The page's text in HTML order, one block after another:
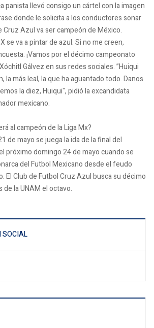
panista llevó consigo un cártel con la imagen
donde le solicita a los conductores sonar
Cruz Azul va ser campeón de México.
se va a pintar de azul. Si no me creen,
¡Vamos por el décimo campeonato
Gálvez en sus redes sociales. ”Huiqui
la más leal, la que ha aguantado todo. Danos
la diez, Huiqui", pidió la excandidata
mexicano.
al campeón de la Liga Mx?
de mayo se juega la ida de la final del
próximo domingo 24 de mayo cuando se
del Futbol Mexicano desde el feudo
El Club de Futbol Cruz Azul busca su décimo
la UNAM el octavo.
SOCIAL